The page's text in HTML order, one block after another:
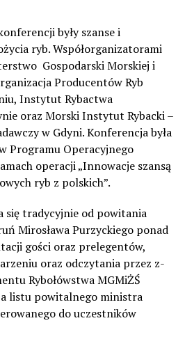
były szanse i
ryb. Współorganizatorami
Gospodarski Morskiej i
Producentów Ryb
Instytut Rybactwa
oraz Morski Instytut Rybacki –
w Gdyni. Konferencja była
Programu Operacyjnego
operacji „Innowacje szansą
ryb z polskich”.
się tradycyjnie od powitania
Mirosława Purzyckiego ponad
gości oraz prelegentów,
oraz odczytania przez z-
Rybołówstwa MGMiŻŚ
listu powitalnego ministra
do uczestników